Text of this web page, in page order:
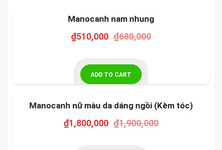
Manocanh nam nhung
₫680,000
₫510,000
ADD TO CART
Manocanh nữ màu da dáng ngồi (Kèm tóc)
₫1,900,000
₫1,800,000